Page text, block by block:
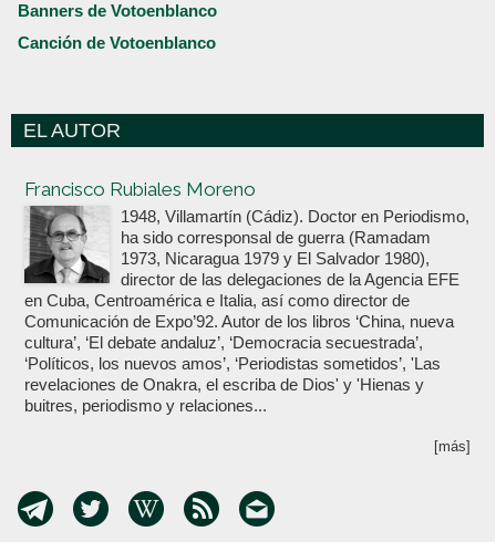
Banners de Votoenblanco
Canción de Votoenblanco
EL AUTOR
Francisco Rubiales Moreno
1948, Villamartín (Cádiz). Doctor en Periodismo,
ha sido corresponsal de guerra (Ramadam
1973, Nicaragua 1979 y El Salvador 1980),
director de las delegaciones de la Agencia EFE
en Cuba, Centroamérica e Italia, así como director de
Comunicación de Expo’92. Autor de los libros ‘China, nueva
cultura’, ‘El debate andaluz’, ‘Democracia secuestrada’,
‘Políticos, los nuevos amos’, ‘Periodistas sometidos’, 'Las
revelaciones de Onakra, el escriba de Dios' y 'Hienas y
buitres, periodismo y relaciones...
[más]